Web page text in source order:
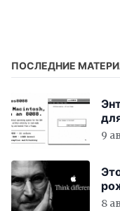
ПОСЛЕДНИЕ
9
8